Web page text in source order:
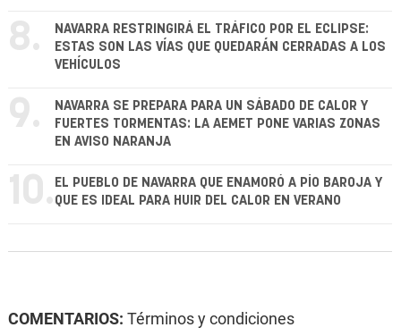
8.
NAVARRA RESTRINGIRÁ EL TRÁFICO POR EL ECLIPSE:
ESTAS SON LAS VÍAS QUE QUEDARÁN CERRADAS A LOS
VEHÍCULOS
9.
NAVARRA SE PREPARA PARA UN SÁBADO DE CALOR Y
FUERTES TORMENTAS: LA AEMET PONE VARIAS ZONAS
EN AVISO NARANJA
10. EL PUEBLO DE NAVARRA QUE ENAMORÓ A PÍO BAROJA Y
QUE ES IDEAL PARA HUIR DEL CALOR EN VERANO
COMENTARIOS: Términos y condiciones